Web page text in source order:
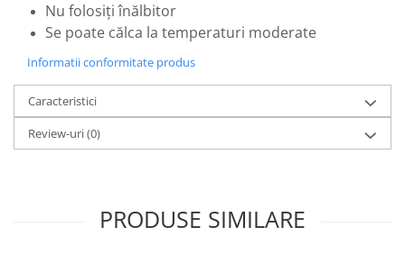
Nu folosiți înălbitor
Se poate călca la temperaturi moderate
Informatii conformitate produs
Caracteristici
Review-uri(0)
PRODUSE SIMILARE